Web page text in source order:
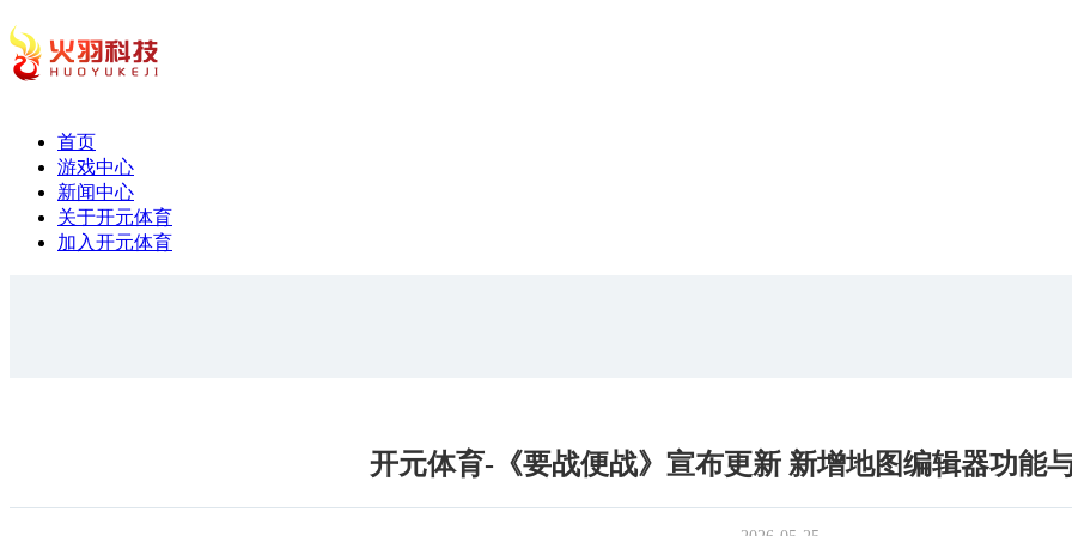
首页
游戏中心
新闻中心
关于开元体育
加入开元体育
开元体育-《要战便战》宣布更新 新增地图编辑器功能